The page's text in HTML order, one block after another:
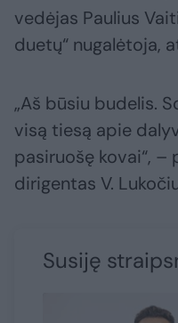
vedėjas Paulius
duetų“ nugalėtoja,
„Aš būsiu budelis.
visą tiesą apie
pasiruošę kovai“,
dirigentas V.
Susiję